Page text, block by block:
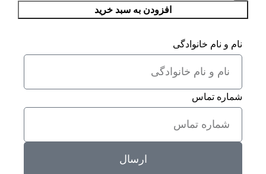
افزودن به سبد خرید
نام و نام خانوادگی
شماره تماس
ارسال